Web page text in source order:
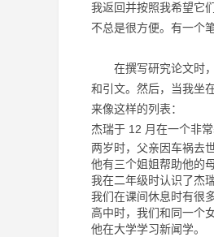
我返回并按照我希望它
不总是很方便。 有一个
在撰写研究论文时，
和引文。 然后，当我坐
来像这样的列表：
杰瑞于 12 月在一个非
两岁时，父亲因车祸去世
他有三个姐姐帮助他的母
我在二年级时认识了杰
我们在课间休息时有很
高中时，我们和同一个
他在大学学习新闻学。